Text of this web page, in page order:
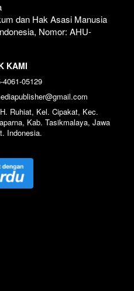
dan Hak Asasi Manusia
Nomor: AHU-
KAMI
4061-05129
Ruhiat, Kel. Cipakat, Kec.
Kab. Tasikmalaya, Jawa
Indonesia.
Pustaka - All Right